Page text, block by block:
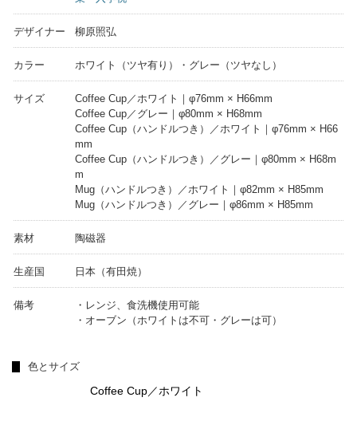
デザイナー 柳原照弘
カラー ホワイト（ツヤ有り）・グレー（ツヤなし）
サイズ
Coffee Cup／ホワイト｜φ76mm × H66mm
Coffee Cup／グレー｜φ80mm × H68mm
Coffee Cup（ハンドルつき）／ホワイト｜φ76mm × H66
mm
Coffee Cup（ハンドルつき）／グレー｜φ80mm × H68m
m
Mug（ハンドルつき）／ホワイト｜φ82mm × H85mm
Mug（ハンドルつき）／グレー｜φ86mm × H85mm
素材 陶磁器
生産国 日本（有田焼）
備考
・レンジ、食洗機使用可能
・オーブン（ホワイトは不可・グレーは可）
色とサイズ
Coffee Cup／ホワイト